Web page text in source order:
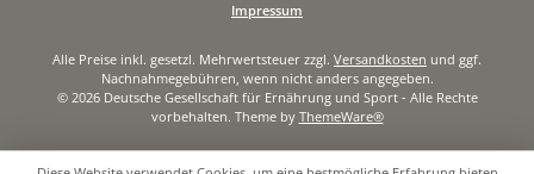
Impressum
Alle Preise inkl. gesetzl. Mehrwertsteuer zzgl. Versandkosten und ggf.
Nachnahmegebühren, wenn nicht anders angegeben.
© 2026 Deutsche Gesellschaft für Ernährung und Sport - Alle Rechte
vorbehalten. Theme by ThemeWare®